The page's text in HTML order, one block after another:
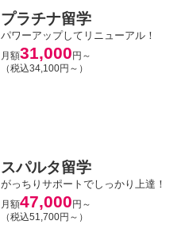
プラチナ留学
パワーアップしてリニューアル！
月額31,000 円～
（税込34,100円～）
スパルタ留学
がっちりサポートでしっかり上達！
月額47,000 円～
（税込51,700円～）